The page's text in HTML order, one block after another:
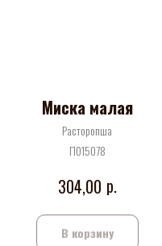
Миска малая
Расторопша
П015078
304,00 р.
В корзину